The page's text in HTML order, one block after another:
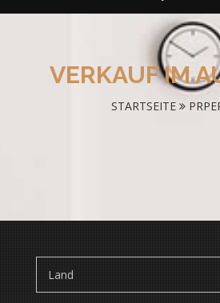
VERKAUF IM
STARTSEITE